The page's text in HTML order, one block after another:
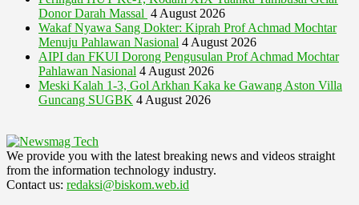
Donor Darah Massal 4 August 2026
Wakaf Nyawa Sang Dokter: Kiprah Prof Achmad Mochtar
Menuju Pahlawan Nasional 4 August 2026
AIPI dan FKUI Dorong Pengusulan Prof Achmad Mochtar
Pahlawan Nasional 4 August 2026
Meski Kalah 1-3, Gol Arkhan Kaka ke Gawang Aston Villa
Guncang SUGBK 4 August 2026
We provide you with the latest breaking news and videos straight
from the information technology industry.
Contact us: redaksi@biskom.web.id